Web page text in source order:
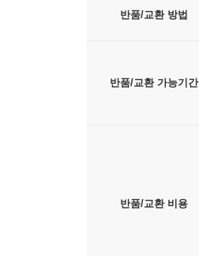
반품/교환 방법
반품/교환 가능기간
반품/교환 비용